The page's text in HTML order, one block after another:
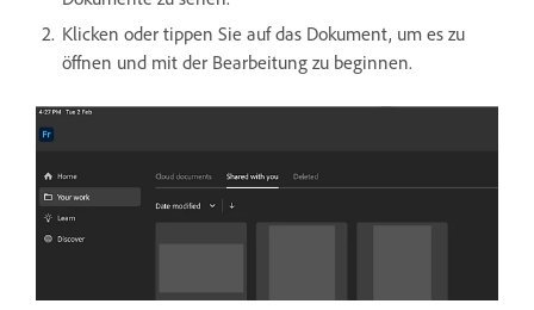
Klicken oder tippen Sie auf das Dokument, um es zu
öffnen und mit der Bearbeitung zu beginnen.